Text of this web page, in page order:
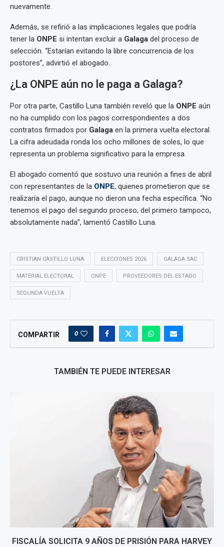
nuevamente.
Además, se refirió a las implicaciones legales que podría
tener la ONPE si intentan excluir a Galaga del proceso de
selección. “Estarían evitando la libre concurrencia de los
postores”, advirtió el abogado.
¿La ONPE aún no le paga a Galaga?
Por otra parte, Castillo Luna también reveló que la ONPE aún
no ha cumplido con los pagos correspondientes a dos
contratos firmados por Galaga en la primera vuelta electoral.
La cifra adeudada ronda los ocho millones de soles, lo que
representa un problema significativo para la empresa.
El abogado comentó que sostuvo una reunión a fines de abril
con representantes de la ONPE, quienes prometieron que se
realizaría el pago, aunque no dieron una fecha específica. “No
tenemos el pago del segundo proceso, del primero tampoco,
absolutamente nada”, lamentó Castillo Luna.
CRISTIAN CASTILLO LUNA ELECCIONES 2026 GALAGA SAC
MATERIAL ELECTORAL ONPE PROVEEDORES DEL ESTADO
SEGUNDA VUELTA
COMPARTIR 0
TAMBIÉN TE PUEDE INTERESAR
FISCALÍA SOLICITA 9 AÑOS DE PRISIÓN PARA HARVEY